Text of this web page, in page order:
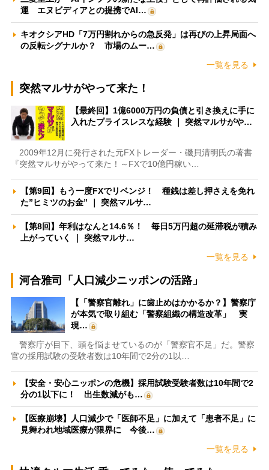
運 エヌビディアとの提携でAI…
キオクシアHD「7万円割れからの急反発」は再びの上昇局面へ
の反転シグナルか？ 市場のムー…
一覧を見る
突然マルサがやって来た！
【最終回】1億6000万円の負債と引き換えに手に
入れたプライスレスな経験 ｜ 突然マルサがや…
2009年12月に発行された元FXトレーダー・磯貝清明氏の著書
『突然マルサがやって来た！～FXで10億円稼い…
【第9回】もう一度FXでリベンジ！ 種銭は差し押さえを免れ
た”ヒミツのお金” ｜ 突然マルサ…
【第8回】年利はなんと14.6％！ 毎日5万円超の延滞税が積み
上がっていく ｜ 突然マルサ…
一覧を見る
河合雅司「人口減少ニッポンの活路」
【「警察官離れ」に歯止めはかかるか？】警察庁
が本気で取り組む「警察組織の構造改革」 実
現…
警察庁が目下、頭を悩ませているのが「警察官不足」だ。警察
官の採用試験の受験者数は10年間で2分の1以…
【安全・安心ニッポンの危機】採用試験受験者数は10年間で2
分の1以下に！ 出生数減がも…
【医療崩壊】人口減少で「医師不足」に加えて「患者不足」に
見舞われ地域医療が限界に 今後…
一覧を見る